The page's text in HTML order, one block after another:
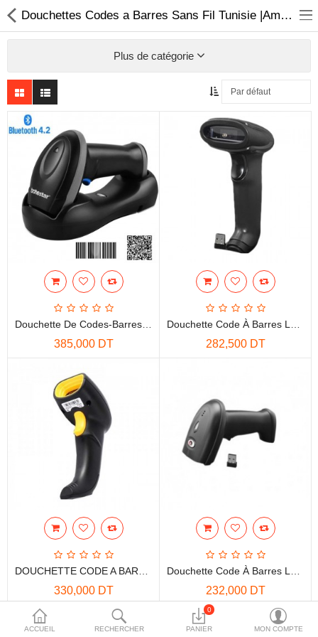
Sécurité
Caisse et accesoire
Téléphonie IP
Sonorisation
Régulateur de tension
Instrument de mesure
Informatique
More Categories
Comparer
ACCUEIL RECHERCHER
0
PANIER MON COMPTE
Douchettes Codes a Barres Sans Fil Tunisie |AmyShop
Plus de catégorie
385,000 DT 282,500 DT
330,000 DT 232,000 DT